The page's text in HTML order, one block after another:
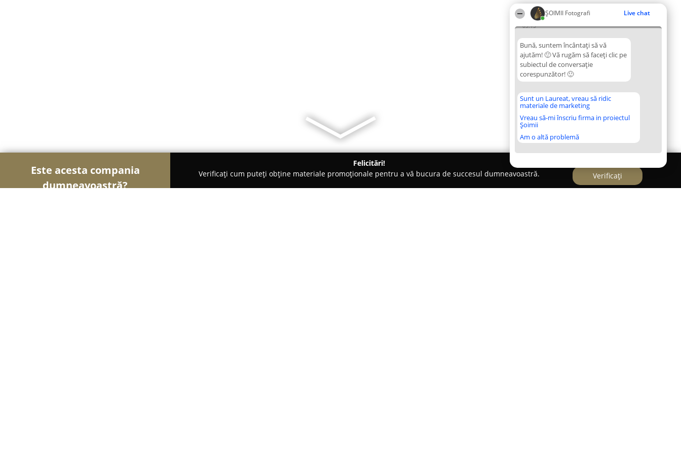
ȘOIMII Fotografi Live chat
03:15
Bună, suntem încântați să vă
ajutăm! 🙂 Vă rugăm să faceți clic pe
subiectul de conversație
corespunzător! 🙂
Sunt un Laureat, vreau să ridic
materiale de marketing
Vreau să-mi înscriu firma in proiectul
Șoimii
Am o altă problemă
Este acesta compania
dumneavoastră?
Felicitări!
Verificați cum puteți obține materiale promoționale pentru a vă bucura de succesul dumneavoastră.
Verificați